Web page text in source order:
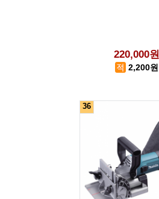
220,000원
2,200원
36